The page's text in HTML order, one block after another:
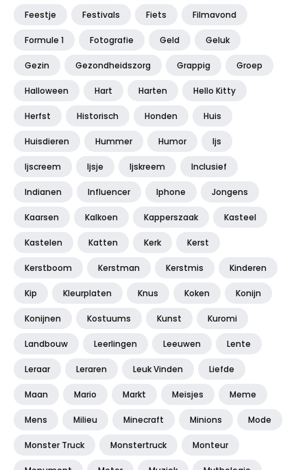
Feestje Festivals Fiets Filmavond
Formule 1 Fotografie Geld Geluk
Gezin Gezondheidszorg Grappig Groep
Halloween Hart Harten Hello Kitty
Herfst Historisch Honden Huis
Huisdieren Hummer Humor Ijs
Ijscreem Ijsje Ijskreem Inclusief
Indianen Influencer Iphone Jongens
Kaarsen Kalkoen Kapperszaak Kasteel
Kastelen Katten Kerk Kerst
Kerstboom Kerstman Kerstmis Kinderen
Kip Kleurplaten Knus Koken Konijn
Konijnen Kostuums Kunst Kuromi
Landbouw Leerlingen Leeuwen Lente
Leraar Leraren Leuk Vinden Liefde
Maan Mario Markt Meisjes Meme
Mens Milieu Minecraft Minions Mode
Monster Truck Monstertruck Monteur